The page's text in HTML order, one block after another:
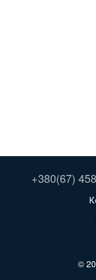
+380(67)
©